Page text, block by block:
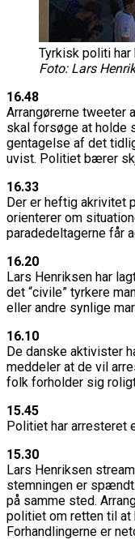
Tyrkisk politi har
Foto: Lars
16.48
Arrangørerne tweeter
skal forsøge at holde
gentagelse af det
uvist. Politiet bærer
16.33
Der er heftig akrivitet
orienterer om
paradedeltagerne får
16.20
Lars Henriksen har
det “civile” tyrkere
eller andre synlige
16.10
De danske aktivister
meddeler at de vil
folk forholder sig
15.45
Politiet har arresteret
15.30
Lars Henriksen
stemningen er
på samme sted.
politiet om retten til
Forhandlingerne er